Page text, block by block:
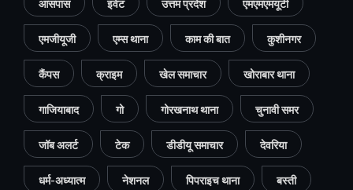
आसपास इवेंट उत्तम प्रदेश एमएमएमयूटी
एमजीयूजी एम्स थाना काम की बात कुशीनगर
कैंपस क्राइम खेल समाचार खोराबार थाना
गाजियाबाद गो गोरखनाथ थाना चुनावी समर
जॉब अलर्ट टेक डीडीयू समाचार देवरिया
धर्म-अध्यात्म नेशनल पिपराइच थाना बस्ती